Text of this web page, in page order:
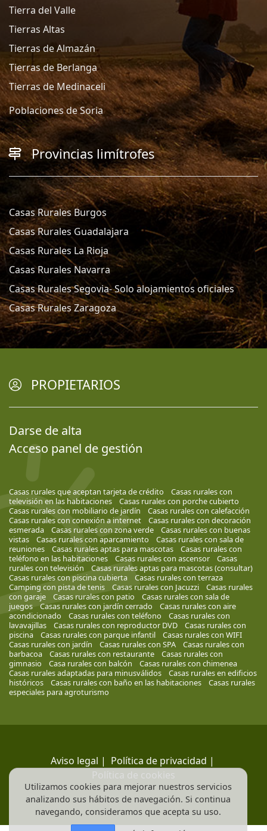
Tierra del Valle
Tierras Altas
Tierras de Almazán
Tierras de Berlanga
Tierras de Medinaceli
Poblaciones de Soria
Provincias limítrofes
Casas Rurales Burgos
Casas Rurales Guadalajara
Casas Rurales La Rioja
Casas Rurales Navarra
Casas Rurales Segovia- Solo alojamientos oficiales
Casas Rurales Zaragoza
PROPIETARIOS
Darse de alta
Acceso panel de gestión
Casas rurales que aceptan tarjeta de crédito
Casas rurales con
televisión en las habitaciones
Casas rurales con porche cubierto
Casas rurales con mobiliario de jardín
Casas rurales con calefacción
Casas rurales con conexión a internet
Casas rurales con decoración
esmerada
Casas rurales con zona verde
Casas rurales con buenas
vistas
Casas rurales con aparcamiento
Casas rurales con sala de
reuniones
Casas rurales aptas para mascotas
Casas rurales con
teléfono en las habitaciones
Casas rurales con ascensor
Casas
rurales con televisión
Casas rurales aptas para mascotas (consultar)
Casas rurales con piscina cubierta
Casas rurales con terraza
Camping con pista de tenis
Casas rurales con Jacuzzi
Casas rurales
con garaje
Casas rurales con patio
Casas rurales con sala de
juegos
Casas rurales con jardín cerrado
Casas rurales con aire
acondicionado
Casas rurales con teléfono
Casas rurales con
lavavajillas
Casas rurales con reproductor DVD
Casas rurales con
piscina
Casas rurales con parque infantil
Casas rurales con WIFI
Casas rurales con jardín
Casas rurales con SPA
Casas rurales con
barbacoa
Casas rurales con restaurante
Casas rurales con
gimnasio
Casa rurales con balcón
Casas rurales con chimenea
Casas rurales adaptadas para minusválidos
Casas rurales en edificios
históricos
Casas rurales con baño en las habitaciones
Casas rurales
especiales para agroturismo
Aviso legal | Política de privacidad |
Política de cookies
Utilizamos cookies para mejorar nuestros servicios
analizando sus hábitos de navegación. Si continua
navegando, consideramos que acepta su uso.